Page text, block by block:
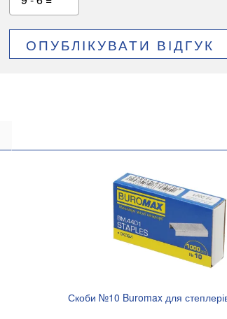
ОПУБЛІКУВАТИ ВІДГУК
Скоби №10 Buromax для